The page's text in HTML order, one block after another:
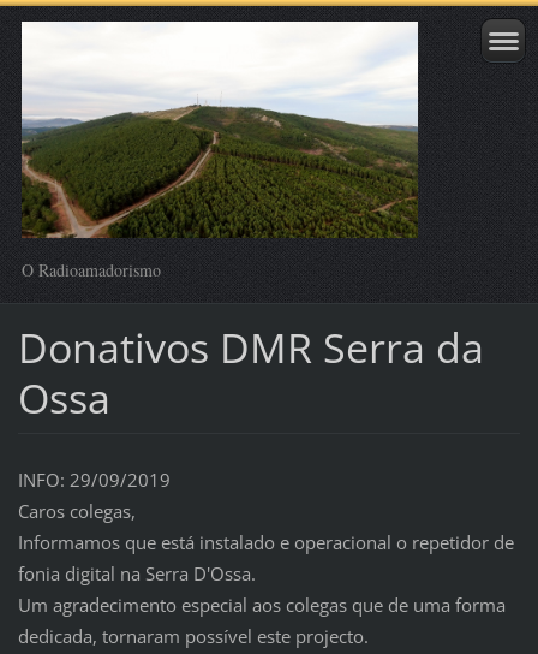
O Radioamadorismo
Donativos DMR Serra da
Ossa
INFO: 29/09/2019
Caros colegas,
Informamos que está instalado e operacional o repetidor de
fonia digital na Serra D'Ossa.
Um agradecimento especial aos colegas que de uma forma
dedicada, tornaram possível este projecto.